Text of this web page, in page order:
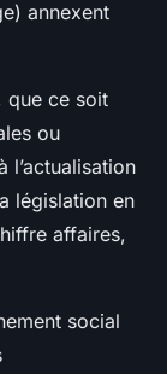
annexent
que ce soit
ou
l’actualisation
législation en
affaires,
social